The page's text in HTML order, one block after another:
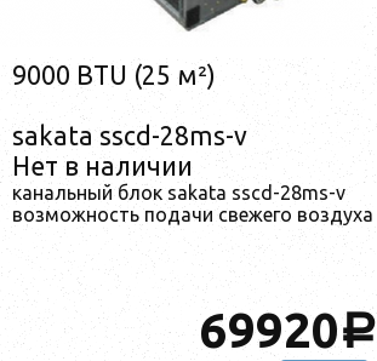
9000 BTU (25 м²)
sakata sscd-28ms-v
Нет в наличии
канальный блок sakata sscd-28ms-v
возможность подачи свежего воздуха
69920a